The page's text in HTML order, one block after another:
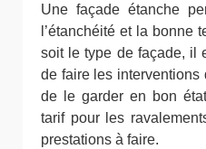
Une façade étanche
l’étanchéité et la bonne
soit le type de façade, il
de faire les interventions
de le garder en bon
tarif pour les
prestations à faire.